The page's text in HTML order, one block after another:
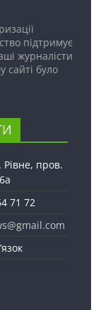
підтримує
журналісти
було
Рівне, пров.
71 72